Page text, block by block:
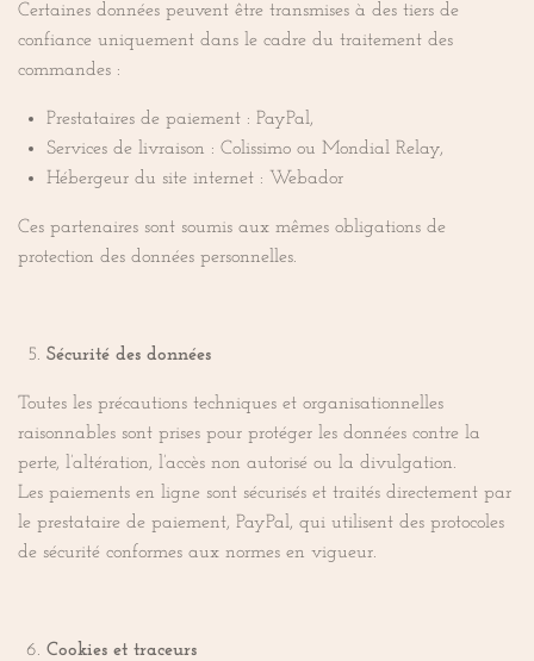
Certaines données peuvent être transmises à des tiers de
confiance uniquement dans le cadre du traitement des
commandes :
Prestataires de paiement : PayPal,
Services de livraison : Colissimo ou Mondial Relay,
Hébergeur du site internet : Webador
Ces partenaires sont soumis aux mêmes obligations de
protection des données personnelles.
Sécurité des données
Toutes les précautions techniques et organisationnelles
raisonnables sont prises pour protéger les données contre la
perte, l’altération, l’accès non autorisé ou la divulgation.
Les paiements en ligne sont sécurisés et traités directement par
le prestataire de paiement, PayPal, qui utilisent des protocoles
de sécurité conformes aux normes en vigueur.
Cookies et traceurs